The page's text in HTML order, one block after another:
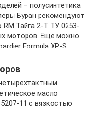
– полусинтетика
Буран рекомендуют
Тайга 2-Т ТУ 0253-
моторов. Еще можно
Formula XP-S.
масло
11 с вязкостью